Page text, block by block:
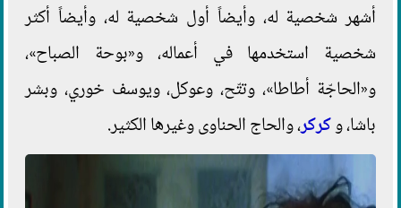
أشهر شخصية له، وأيضاً أول شخصية له، وأيضاً أكثر
شخصية استخدمها في أعماله، و«بوحة الصباح»،
و«الحاجّة أطاطا»، وتتّح، وعوكل، ويوسف خوري، وبشر
باشا، وكركر، والحاج الحناوى وغيرها الكثير.